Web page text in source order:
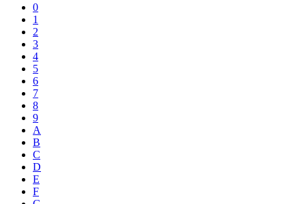
0
1
2
3
4
5
6
7
8
9
A
B
C
D
E
F